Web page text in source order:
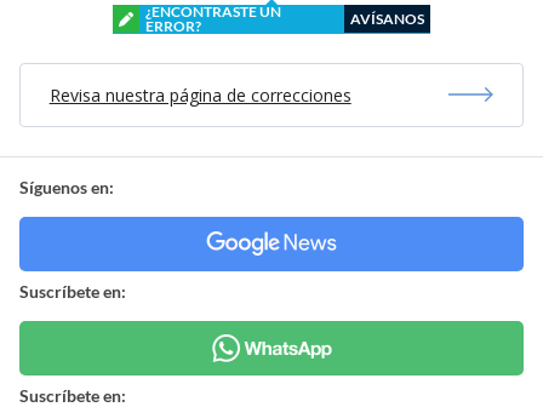
¿ENCONTRASTE UN
ERROR?
AVÍSANOS
Revisa nuestra página de correcciones
Síguenos en:
Suscríbete en:
Suscríbete en: